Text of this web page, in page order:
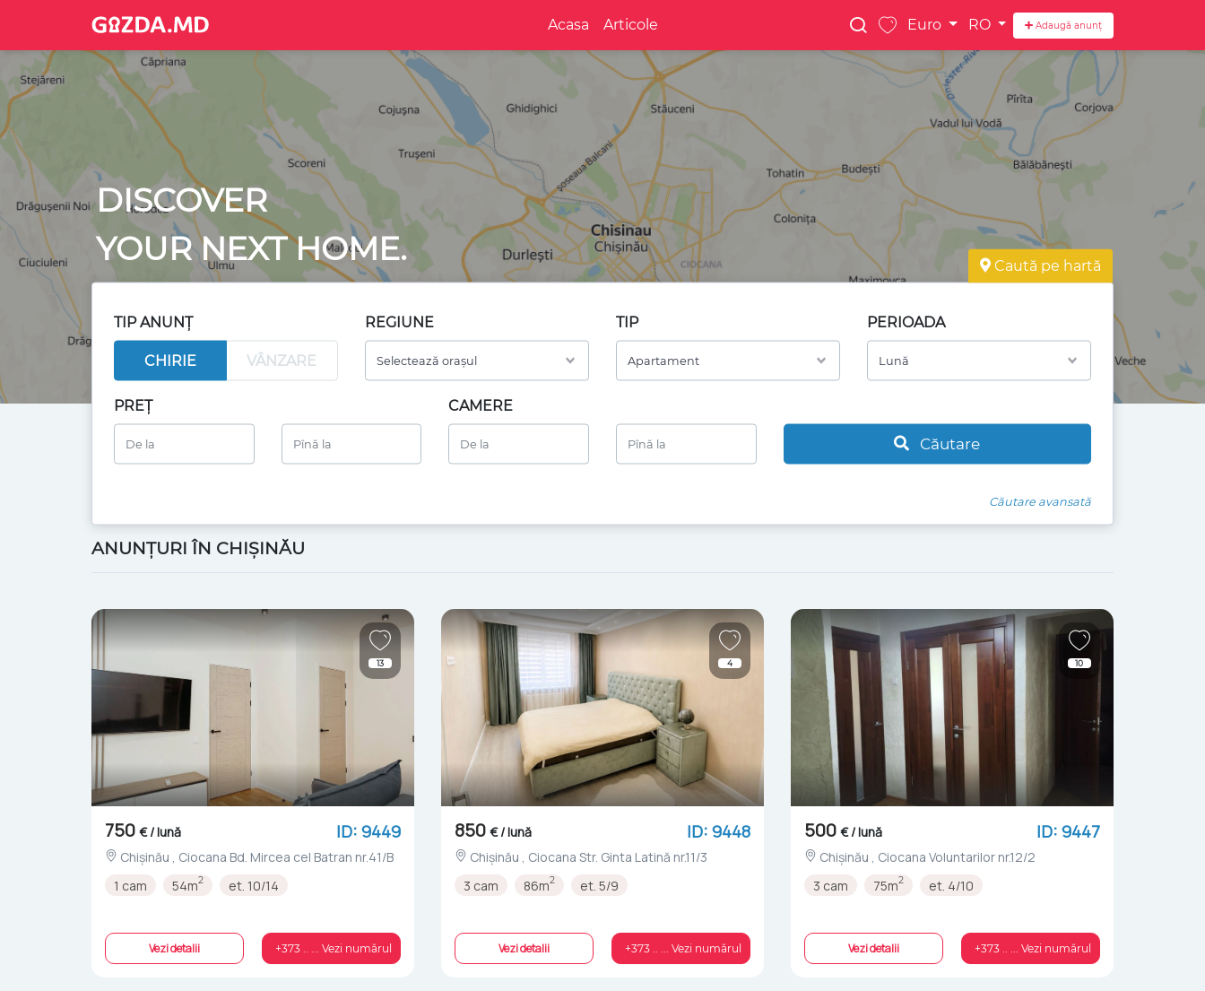
Acasa Articole Euro RO Adaugă anunț
DISCOVER
YOUR NEXT HOME.
Caută pe hartă
TIP ANUNȚ
CHIRIE VÂNZARE
REGIUNE TIP PERIOADA
PREȚ CAMERE
Căutare
Căutare avansată
ANUNȚURI ÎN CHIȘINĂU
13
750 € / lună ID: 9449
Chișinău , Ciocana Bd. Mircea cel Batran nr.41/B
1 cam
54m2 et. 10/14
Vezi detalii +373 .. ... Vezi numărul
4
850 € / lună ID: 9448
Chișinău , Ciocana Str. Ginta Latină nr.11/3
3 cam
86m2 et. 5/9
Vezi detalii +373 .. ... Vezi numărul
10
500 € / lună ID: 9447
Chișinău , Ciocana Voluntarilor nr.12/2
3 cam
75m2 et. 4/10
Vezi detalii +373 .. ... Vezi numărul